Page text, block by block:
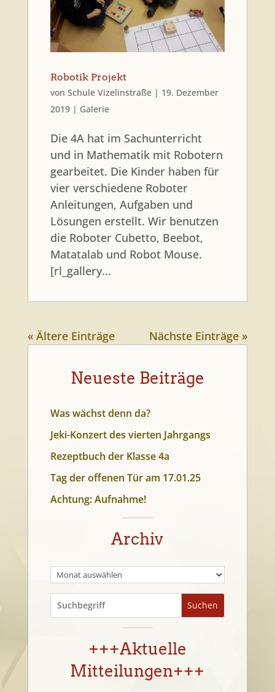
Robotik Projekt
von Schule Vizelinstraße| 19. Dezember
2019| Galerie
Die 4A hat im Sachunterricht
und in Mathematik mit Robotern
gearbeitet. Die Kinder haben für
vier verschiedene Roboter
Anleitungen, Aufgaben und
Lösungen erstellt. Wir benutzen
die Roboter Cubetto, Beebot,
Matatalab und Robot Mouse.
[rl_gallery...
« Ältere Einträge Nächste Einträge »
Neueste Beiträge
Was wächst denn da?
Jeki-Konzert des vierten Jahrgangs
Rezeptbuch der Klasse 4a
Tag der offenen Tür am 17.01.25
Achtung: Aufnahme!
Archiv
Suchen
+++Aktuelle
Mitteilungen+++